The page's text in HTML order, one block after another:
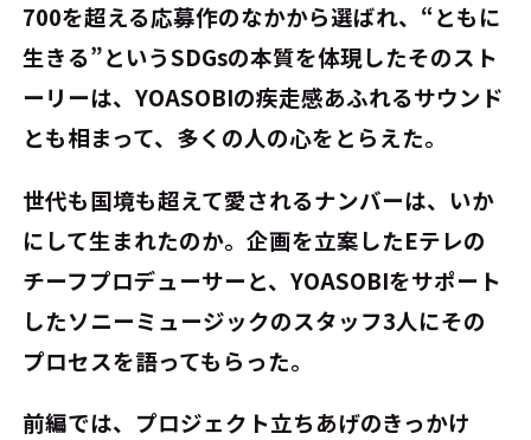
700を超える応募作のなかから選ばれ、“ともに
生きる”というSDGsの本質を体現したそのスト
ーリーは、YOASOBIの疾走感あふれるサウンド
とも相まって、多くの人の心をとらえた。
世代も国境も超えて愛されるナンバーは、いか
にして生まれたのか。企画を立案したEテレの
チーフプロデューサーと、YOASOBIをサポート
したソニーミュージックのスタッフ3人にその
プロセスを語ってもらった。
前編では、プロジェクト立ちあげのきっかけ